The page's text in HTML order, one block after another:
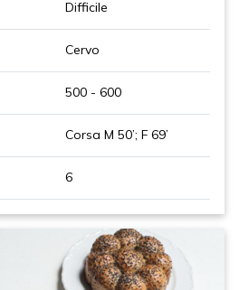
Difficile
Cervo
500 - 600
Corsa M 50’; F 69’
6